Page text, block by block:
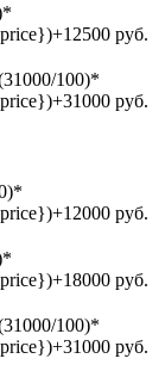
руб.
100)*
руб.
руб.
руб.
100)*
руб.